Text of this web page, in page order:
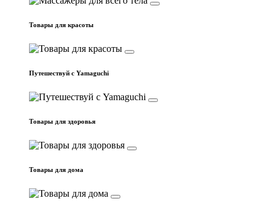
Товары для красоты
Путешествуй с Yamaguchi
Товары для здоровья
Товары для дома